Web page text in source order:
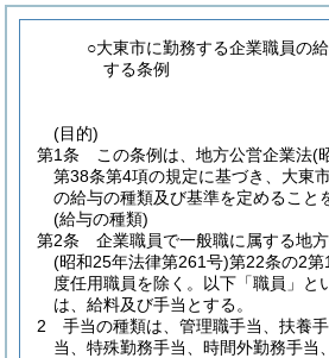
○大東市に勤務する企業職員の
する条例
(目的)
第1条
この条例は、地方公営企業法(
第38条第4項の規定に基づき、大東
の給与の種類及び基準を定めること
(給与の種類)
第2条
企業職員で一般職に属する地
(昭和25年法律第261号)第22条の2第
度任用職員を除く。以下「職員」と
は、給料及び手当とする。
2
手当の種類は、管理職手当、扶養
当、特殊勤務手当、時間外勤務手当